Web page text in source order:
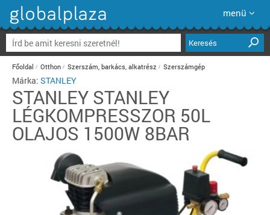
menü
Keresés
Főoldal Otthon Szerszám, barkács, alkatrész Szerszámgép
Márka: STANLEY
STANLEY STANLEY
LÉGKOMPRESSZOR 50L
OLAJOS 1500W 8BAR